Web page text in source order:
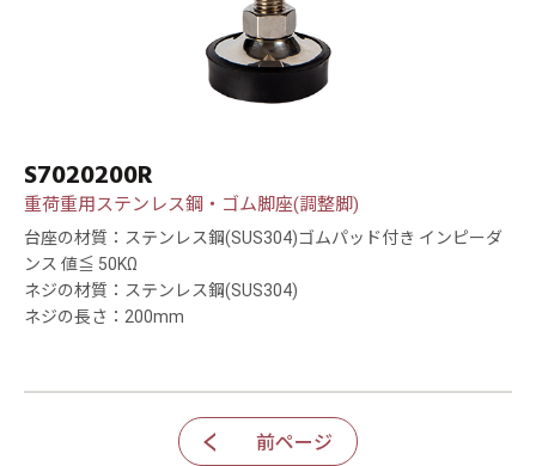
S7020200R
重荷重用ステンレス鋼・ゴム脚座(調整脚)
台座の材質：ステンレス鋼(SUS304)ゴムパッド付き インピーダ
ンス 値≦ 50KΩ
ネジの材質：ステンレス鋼(SUS304)
ネジの長さ：200mm
前ページ